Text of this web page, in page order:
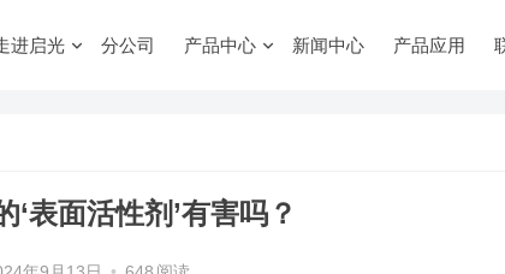
进启光 分公司 产品中心 新闻中心 产品应用
‘表面活性剂’有害吗？